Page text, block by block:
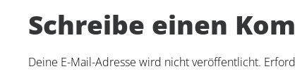
Schreibe einen
Deine E-Mail-Adresse wird nicht veröffentlicht.